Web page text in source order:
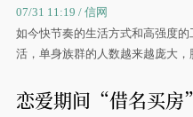
07/31 11:19 / 信网
如今快节奏的生活方式和高强度
活，单身族群的人数越来越庞大，
恋爱期间“借名买房